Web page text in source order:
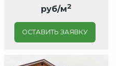
руб/м2
ОСТАВИТЬ ЗАЯВКУ